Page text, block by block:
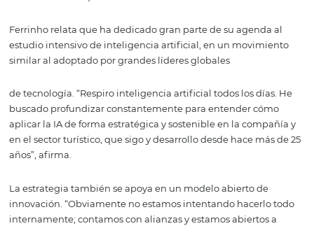
ejecutiva enfocada en la operación. Carlos asegura la
el ritmo de la compañía mientras yo concentro energía
arquitectura que sostendrá 2027 y los próximos años”,
fundador. Como parte de este movimiento estructural,
Omnibees concluyó en diciembre el cambio del ERP de
compañía, adoptando una solución que ya incorpora IA
desde inicios de febrero cuenta con un nuevo CPTO,
de esta nueva arquitectura.